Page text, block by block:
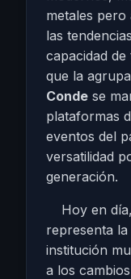
metales pero
las
capacidad
que la
Conde se
plataformas
eventos del
versatilidad
generación.
Hoy en
representa
institución
a los